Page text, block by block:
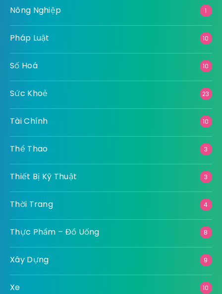
Nông Nghiệp 1
Pháp Luật 10
Số Hoá 10
Sức Khoẻ 23
Tài Chính 10
Thể Thao 3
Thiết Bị Kỹ Thuật 3
Thời Trang 4
Thực Phẩm – Đồ Uống 8
Xây Dựng 9
Xe 10